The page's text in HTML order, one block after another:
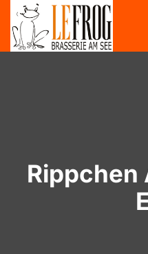
Rippchen